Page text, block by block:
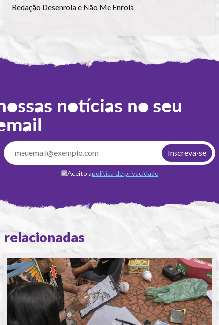
Redação Desenrola e Não Me Enrola
notícias no seu
Aceito apolítica de privacidade
relacionadas